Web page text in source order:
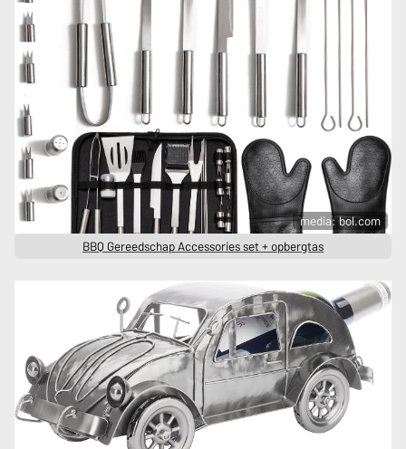
media: bol.com
BBQ Gereedschap Accessories set + opbergtas